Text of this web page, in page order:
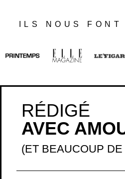
ILS NOUS FONT
RÉDIGÉ
AVEC
(ET BEAUCOUP DE